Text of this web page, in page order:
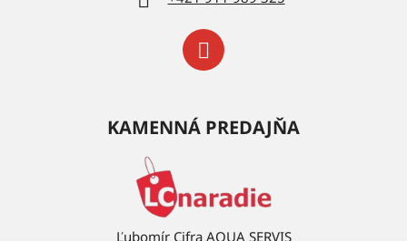
KAMENNÁ PREDAJŇA
Ľubomír Cifra AQUA SERVIS